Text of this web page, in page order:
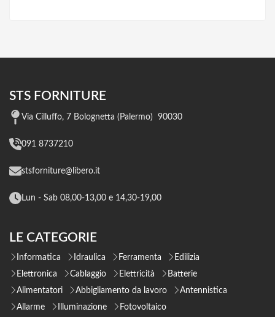
STS FORNITURE
Via Cilluffo, 7 Bolognetta (Palermo) 90030
091 8737210
stsforniture@libero.it
Lun - Sab 08,00-13,00 e 14,30-19,00
LE CATEGORIE
Informatica Idraulica Ferramenta
Edilizia
Elettronica
Cablaggio Elettricità
Batterie
Alimentatori
Abbigliamento da lavoro
Antennistica
Allarme
Illuminazione Fotovoltaico